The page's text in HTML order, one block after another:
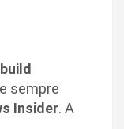
build
sempre
Insider. A